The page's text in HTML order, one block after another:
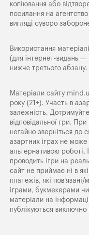
копіювання або
посилання на
вигляді суворо
Використання
(для інтернет-видань —
нижче третього абзацу.
Матеріали сайту
року (21+). Участь в
залежність.
відповідальної гри.
негайно зверніться до
азартних іграх не
альтернативою
проводить ігри на
сайт не приймає ні в
платежів, які
іграми, букмекерами чи
матеріали на
публікуються виключно